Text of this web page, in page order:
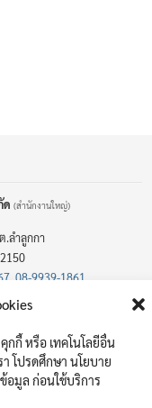
กกี้ หรือ เทคโนโลยีอื่น
โปรดศึกษา นโยบาย
อมูล ก่อนใช้บริการ
ด (สำนักงานใหญ่)
.ลำลูกกา
08-9939-1861